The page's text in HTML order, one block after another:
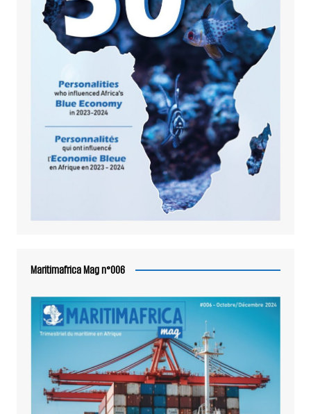
Maritimafrica Mag n°006